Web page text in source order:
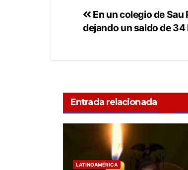
En un colegio de
dejando un saldo de
Entrada relacionada
LATINOAMÉRICA